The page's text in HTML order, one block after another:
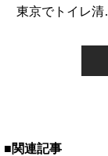
東京でトイレ
■関連記事